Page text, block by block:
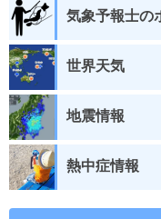
気象予報士の
世界天気
地震情報
熱中症情報